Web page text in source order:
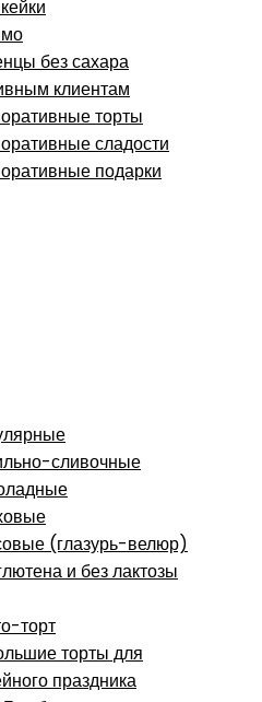
без сахара
клиентам
торты
сладости
подарки
сливочные
(глазурь-велюр)
и без лактозы
торт
торты для
праздника